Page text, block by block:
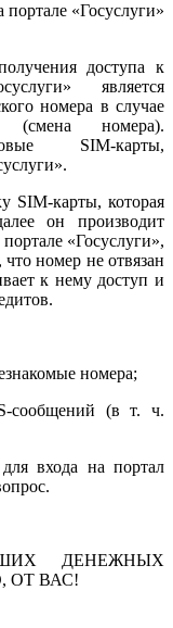
портале «Госуслуги»
доступа к
является
номера в случае
(смена номера).
SIM-карты,
SIM-карты, которая
он производит
«Госуслуги»,
номер не отвязан
к нему доступ и
номера;
сообщений (в т. ч.
входа на портал
ДЕНЕЖНЫХ
ОТ ВАС!